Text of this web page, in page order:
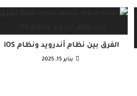
الفرق بين نظام أندرويد ونظام iOS
يناير 15, 2025